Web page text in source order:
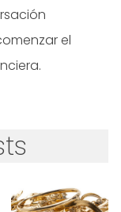
el